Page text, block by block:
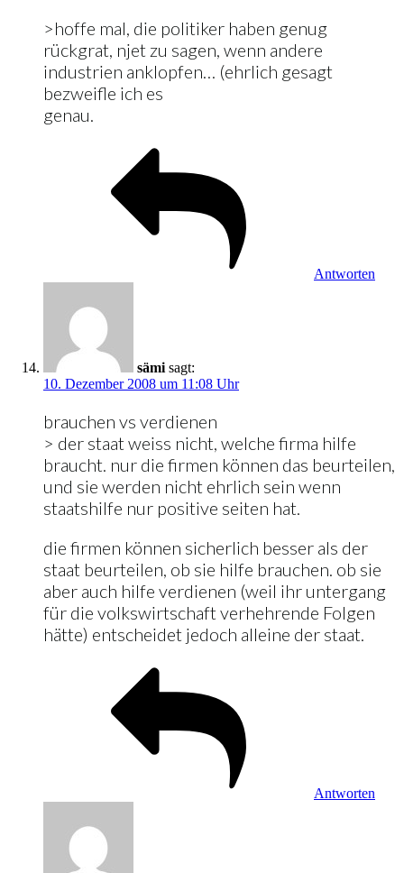
>hoffe mal, die politiker haben genug
rückgrat, njet zu sagen, wenn andere
industrien anklopfen… (ehrlich gesagt
bezweifle ich es
genau.
Antworten
sämi sagt:
10. Dezember 2008 um 11:08 Uhr
brauchen vs verdienen
> der staat weiss nicht, welche firma hilfe
braucht. nur die firmen können das beurteilen,
und sie werden nicht ehrlich sein wenn
staatshilfe nur positive seiten hat.
die firmen können sicherlich besser als der
staat beurteilen, ob sie hilfe brauchen. ob sie
aber auch hilfe verdienen (weil ihr untergang
für die volkswirtschaft verhehrende Folgen
hätte) entscheidet jedoch alleine der staat.
Antworten